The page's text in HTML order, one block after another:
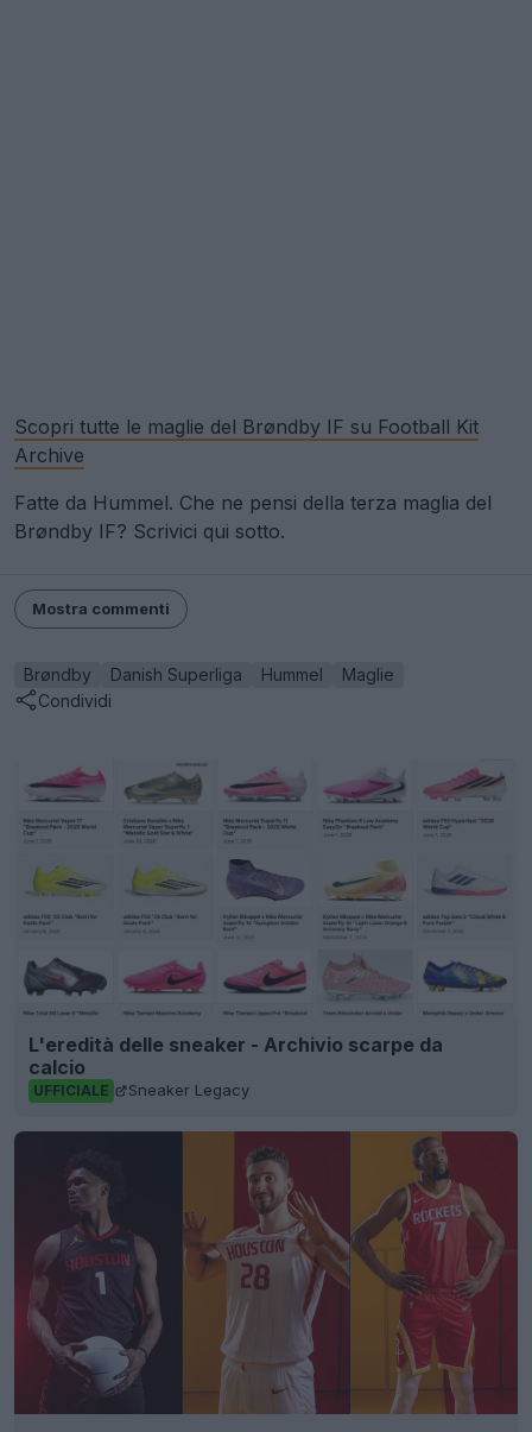
Scopri tutte le maglie del Brøndby IF su Football Kit
Archive
Fatte da Hummel. Che ne pensi della terza maglia del
Brøndby IF? Scrivici qui sotto.
Mostra commenti
Brøndby Danish Superliga Hummel
Maglie
Condividi
L'eredità delle sneaker - Archivio scarpe da
calcio
UFFICIALE Sneaker Legacy